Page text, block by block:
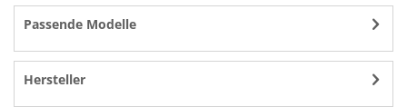
Passende Modelle
Hersteller